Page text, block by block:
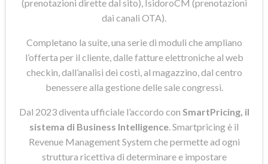
(prenotazioni dirette dal sito), IsidoroCM (prenotazioni
dai canali OTA).
Completano la suite, una serie di moduli che ampliano
l’offerta per il cliente, dalle fatture elettroniche al web
checkin, dall’analisi dei costi, al magazzino, dal centro
benessere alla gestione delle sale congressi.
Dal 2023 diventa ufficiale l’accordo con SmartPricing, il
sistema di Business Intelligence . Smartpricing è il
Revenue Management System che permette ad ogni
struttura ricettiva di determinare e impostare